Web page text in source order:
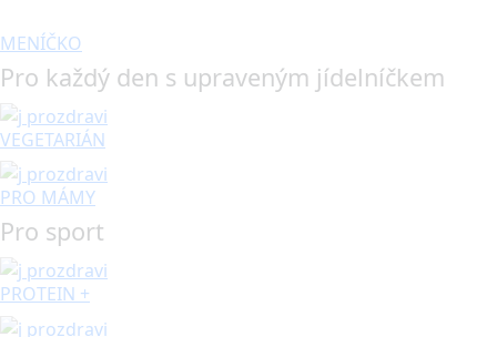
MENÍČKO
Pro každý den s upraveným jídelníčkem
VEGETARIÁN
PRO MÁMY
Pro sport
PROTEIN +